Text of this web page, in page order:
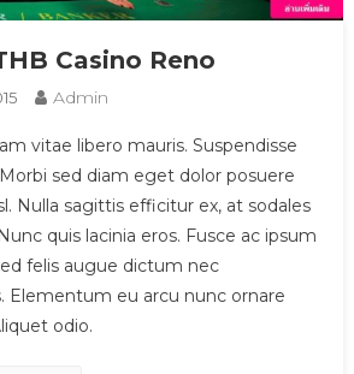
Casino Reno
Admin
vitae libero mauris. Suspendisse
sed diam eget dolor posuere
Nulla sagittis efficitur ex, at sodales
quis lacinia eros. Fusce ac ipsum
felis augue dictum nec
Elementum eu arcu nunc ornare
odio.